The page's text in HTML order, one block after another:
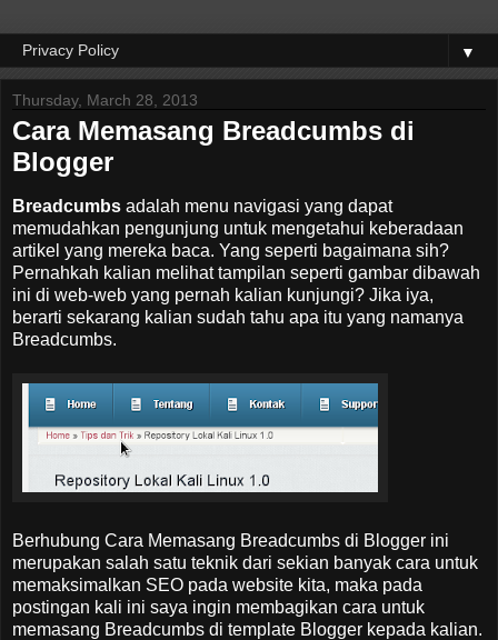
▼
Thursday, March 28, 2013
Cara Memasang Breadcumbs di
Blogger
Breadcumbs adalah menu navigasi yang dapat
memudahkan pengunjung untuk mengetahui keberadaan
artikel yang mereka baca. Yang seperti bagaimana sih?
Pernahkah kalian melihat tampilan seperti gambar dibawah
ini di web-web yang pernah kalian kunjungi? Jika iya,
berarti sekarang kalian sudah tahu apa itu yang namanya
Breadcumbs.
Berhubung Cara Memasang Breadcumbs di Blogger ini
merupakan salah satu teknik dari sekian banyak cara untuk
memaksimalkan SEO pada website kita, maka pada
postingan kali ini saya ingin membagikan cara untuk
memasang Breadcumbs di template Blogger kepada kalian.